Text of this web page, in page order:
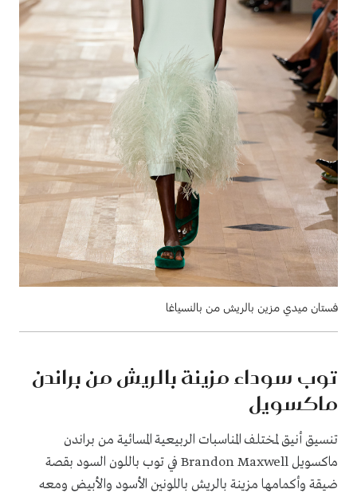
فستان ميدي مزين بالريش من بالنسياغا
توب سوداء مزينة بالريش من براندن
ماكسويل
تنسيق أنيق لمختلف المناسبات الربيعية المسائية من براندن
ماكسويل Brandon Maxwell في توب باللون السود بقصة
ضيقة وأكمامها مزينة بالريش باللونين الأسود والأبيض ومعه